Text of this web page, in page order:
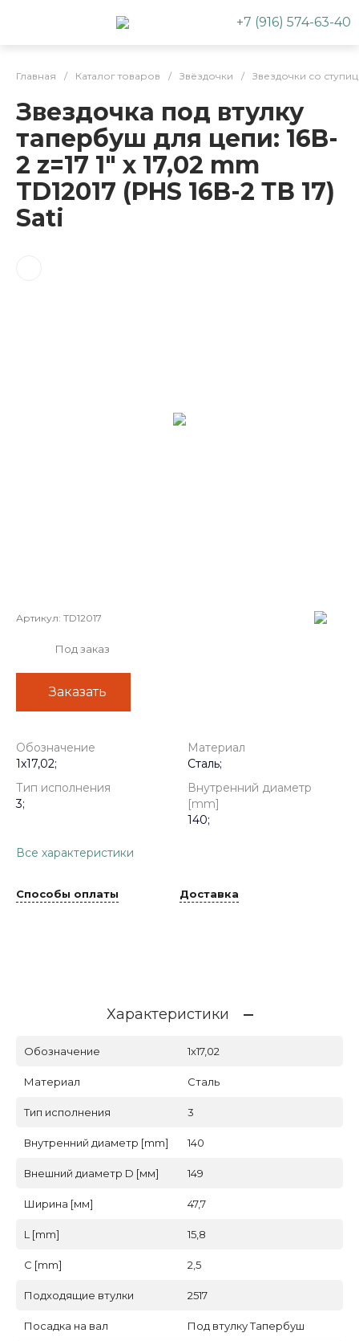
+7 (916) 574-63-40
Главная / Каталог товаров / Звёздочки / Звездочки со
Звездочка под втулку
тапербуш для цепи: 16B-
2 z=17 1" x 17,02 mm
TD12017 (PHS 16B-2 ТВ 17)
Sati
Артикул: TD12017
Под заказ
Заказать
Обозначение
1x17,02;
Материал
Сталь;
Тип исполнения
3;
Внутренний диаметр
[mm]
140;
Все характеристики
Способы оплаты Доставка
Характеристики
Обозначение 1x17,02
Материал Сталь
Тип исполнения 3
Внутренний диаметр [mm] 140
Внешний диаметр D [мм] 149
Ширина [мм] 47,7
L [mm] 15,8
C [mm] 2,5
Подходящие втулки 2517
Посадка на вал Под втулку Тапербуш